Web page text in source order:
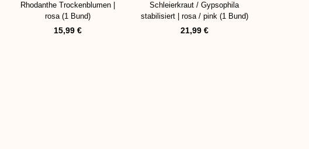
Rhodanthe Trockenblumen |
rosa (1 Bund)
15,99 €
Schleierkraut / Gypsophila
stabilisiert | rosa / pink (1 Bund)
21,99 €